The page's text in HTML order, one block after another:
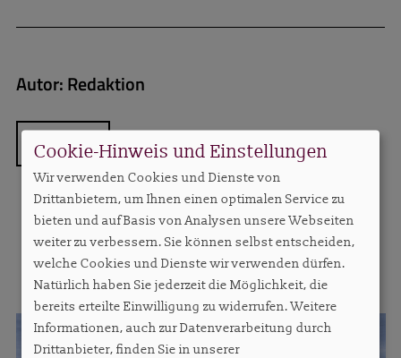
Autor:Redaktion
ZURÜCK
MEHR AUS DIESER RUBRIK
Cookie-Hinweis und Einstellungen
Wir verwenden Cookies und Dienste von
Drittanbietern, um Ihnen einen optimalen Service zu
bieten und auf Basis von Analysen unsere Webseiten
weiter zu verbessern. Sie können selbst entscheiden,
welche Cookies und Dienste wir verwenden dürfen.
Natürlich haben Sie jederzeit die Möglichkeit, die
bereits erteilte Einwilligung zu widerrufen. Weitere
Informationen, auch zur Datenverarbeitung durch
Drittanbieter, finden Sie in unserer